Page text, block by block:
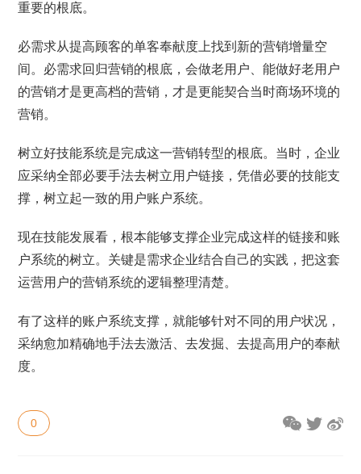
重要的根底。
必需求从提高顾客的单客奉献度上找到新的营销增量空
间。必需求回归营销的根底，会做老用户、能做好老用户
的营销才是更高档的营销，才是更能契合当时商场环境的
营销。
树立好技能系统是完成这一营销转型的根底。当时，企业
应采纳全部必要手法去树立用户链接，凭借必要的技能支
撑，树立起一致的用户账户系统。
现在技能发展看，根本能够支撑企业完成这样的链接和账
户系统的树立。关键是需求企业结合自己的实践，把这套
运营用户的营销系统的逻辑整理清楚。
有了这样的账户系统支撑，就能够针对不同的用户状况，
采纳愈加精确地手法去激活、去发掘、去提高用户的奉献
度。
0